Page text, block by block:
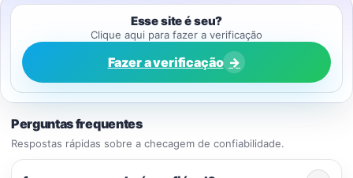
Esse site é seu?
Clique aqui para fazer a verificação
Fazer a verificação →
Perguntas frequentes
Respostas rápidas sobre a checagem de confiabilidade.